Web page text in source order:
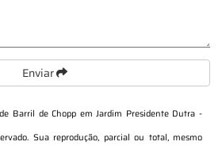
Enviar
Barril de Chopp em Jardim Presidente Dutra -
Sua reprodução, parcial ou total, mesmo